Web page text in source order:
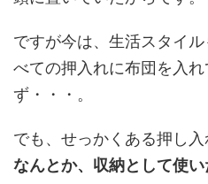
ですが今は、生活スタイ
べての押入れに布団を入
ず・・・。
でも、せっかくある押し入
なんとか、収納として使い